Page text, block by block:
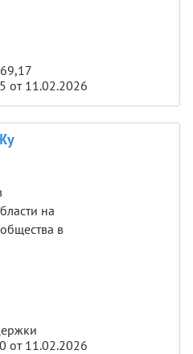
69,17
от 11.02.2026
на
в
от 11.02.2026